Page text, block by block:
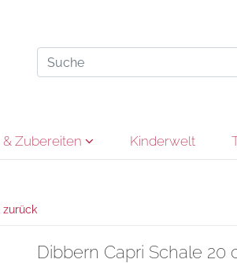
Zubereiten Kinderwelt
Dibbern Capri Schale 20